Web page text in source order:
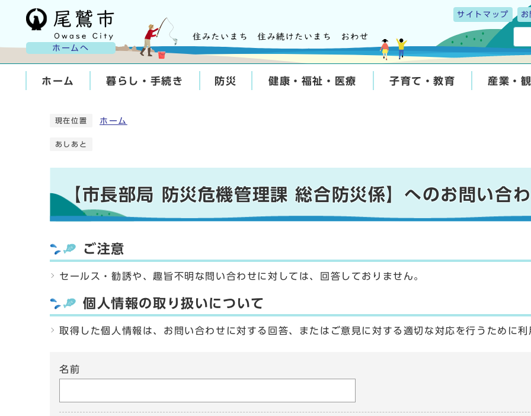
ホームへ
サイトマップ
ホーム 暮らし・手続き 防災 健康・福祉・医療 子育て・教育 産業・
現在位置 ホーム
あしあと
【市長部局 防災危機管理課 総合防災係】へのお問い合
ご注意
セールス・勧誘や、趣旨不明な問い合わせに対しては、回答しておりません。
個人情報の取り扱いについて
取得した個人情報は、お問い合わせに対する回答、またはご意見に対する適切な対応を行うために
名前